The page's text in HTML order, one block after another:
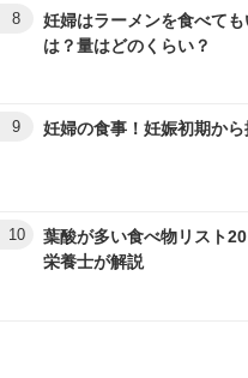
8
妊婦はラーメンを食べて
は？量はどのくらい？
9 妊婦の食事！妊娠初期か
10
葉酸が多い食べ物リスト
栄養士が解説